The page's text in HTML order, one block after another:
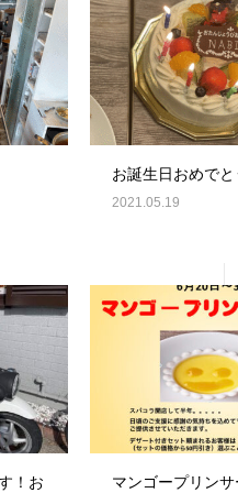
お誕生日おめでと
2021.05.19
！お マンゴープリンサ